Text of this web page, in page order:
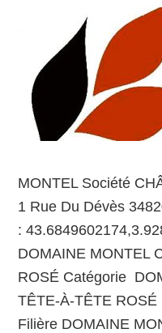
MONTEL Société
1 Rue Du Dévès
:
DOMAINE MONTEL
ROSÉ Catégorie
TÊTE-À-TÊTE ROSÉ
Filière DOMAINE